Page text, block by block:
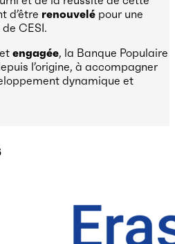
d’être renouvelé pour une
CESI.
et engagée, la Banque Populaire
l’origine, à accompagner
dynamique et